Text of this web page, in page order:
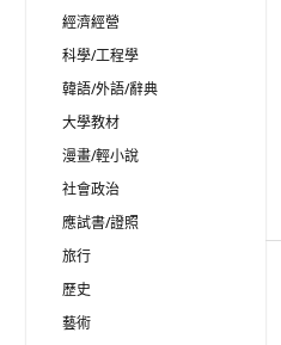
經濟經營
科學/工程學
韓語/外語/辭典
大學教材
漫畫/輕小說
社會政治
應試書/證照
旅行
歷史
藝術